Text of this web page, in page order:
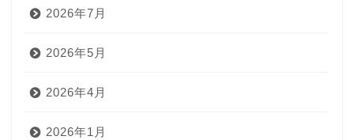
2026年7月
2026年5月
2026年4月
2026年1月